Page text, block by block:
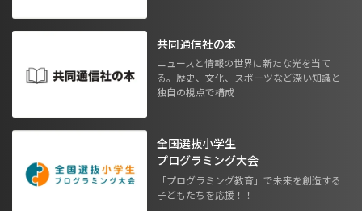
共同通信社の本
ニュースと情報の世界に新たな光を当て
る。歴史、文化、スポーツなど深い知識と
独自の視点で構成
全国選抜小学生
プログラミング大会
「プログラミング教育」で未来を創造する
子どもたちを応援！！